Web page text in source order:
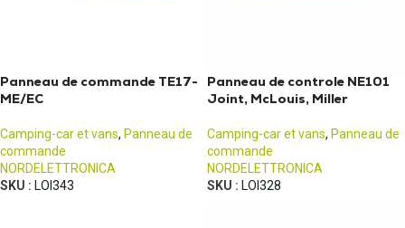
Panneau de commande TE17-
ME/EC
Camping-car et vans, Panneau de
commande
NORDELETTRONICA
SKU : LOI343
Panneau de controle NE101
Joint, McLouis, Miller
Camping-car et vans, Panneau de
commande
NORDELETTRONICA
SKU : LOI328